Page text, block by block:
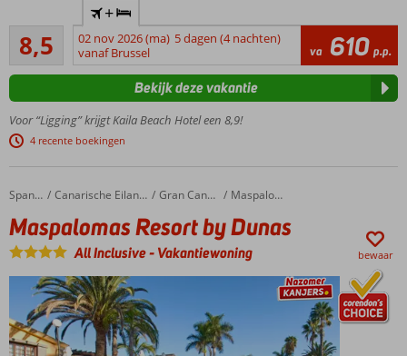
familiehotel
met
privéstrand,
nette
zwembad
met
glijbanen
Miniclub
volop
vermaak
en
aquafun
in het
zwembad
Smakelijk
dineren in 3 à-la-
carterestaurants
8,5Aanrader
283
beoordelingen
+
02 nov 2026 (ma) 5 dagen (4 nachten)
vanaf Brussel
va 610 p.p.
Voor “Ligging” krijgt Kaila Beach Hotel een 8,9!
4 recente boekingen
Bekijk deze vakantie
Home Spanje Canarische Eilanden Gran Canaria Maspalomas
Maspalomas Resort by Dunas
Maspalomas Resort by Dunas
All Inclusive-Vakantiewoning bewaar